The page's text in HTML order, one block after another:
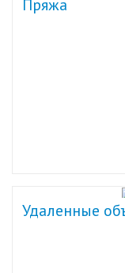
Пряжа
Удаленные